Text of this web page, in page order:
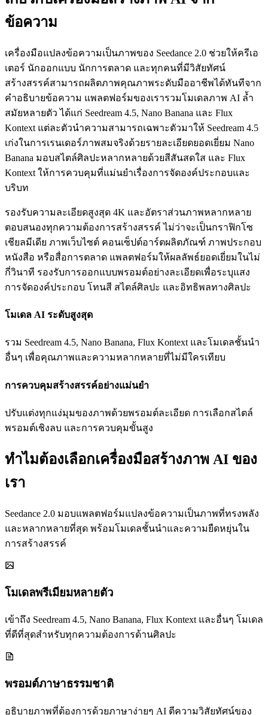
ข้อความ
เครื่องมือแปลงข้อความเป็นภาพของ Seedance 2.0 ช่วยให้ครีเอ
เตอร์ นักออกแบบ นักการตลาด และทุกคนที่มีวิสัยทัศน์
สร้างสรรค์สามารถผลิตภาพคุณภาพระดับมืออาชีพได้ทันทีจาก
คำอธิบายข้อความ แพลตฟอร์มของเรารวมโมเดลภาพ AI ล้ำ
สมัยหลายตัว ได้แก่ Seedream 4.5, Nano Banana และ Flux
Kontext แต่ละตัวนำความสามารถเฉพาะตัวมาให้ Seedream 4.5
เก่งในการเรนเดอร์ภาพสมจริงด้วยรายละเอียดยอดเยี่ยม Nano
Banana มอบสไตล์ศิลปะหลากหลายด้วยสีสันสดใส และ Flux
Kontext ให้การควบคุมที่แม่นยำเรื่องการจัดองค์ประกอบและ
บริบท
รองรับความละเอียดสูงสุด 4K และอัตราส่วนภาพหลากหลาย
ตอบสนองทุกความต้องการสร้างสรรค์ ไม่ว่าจะเป็นกราฟิกโซ
เชียลมีเดีย ภาพเว็บไซต์ คอนเซ็ปต์อาร์ตผลิตภัณฑ์ ภาพประกอบ
หนังสือ หรือสื่อการตลาด แพลตฟอร์มให้ผลลัพธ์ยอดเยี่ยมในไม่
กี่วินาที รองรับการออกแบบพรอมต์อย่างละเอียดเพื่อระบุแสง
การจัดองค์ประกอบ โทนสี สไตล์ศิลปะ และอิทธิพลทางศิลปะ
โมเดล AI ระดับสูงสุด
รวม Seedream 4.5, Nano Banana, Flux Kontext และโมเดลชั้นนำ
อื่นๆ เพื่อคุณภาพและความหลากหลายที่ไม่มีใครเทียบ
การควบคุมสร้างสรรค์อย่างแม่นยำ
ปรับแต่งทุกแง่มุมของภาพด้วยพรอมต์ละเอียด การเลือกสไตล์
พรอมต์เชิงลบ และการควบคุมขั้นสูง
ทำไมต้องเลือกเครื่องมือสร้างภาพ AI ของ
เรา
Seedance 2.0 มอบแพลตฟอร์มแปลงข้อความเป็นภาพที่ทรงพลัง
และหลากหลายที่สุด พร้อมโมเดลชั้นนำและความยืดหยุ่นใน
การสร้างสรรค์
โมเดลพรีเมียมหลายตัว
เข้าถึง Seedream 4.5, Nano Banana, Flux Kontext และอื่นๆ โมเดล
ที่ดีที่สุดสำหรับทุกความต้องการด้านศิลปะ
พรอมต์ภาษาธรรมชาติ
อธิบายภาพที่ต้องการด้วยภาษาง่ายๆ AI ตีความวิสัยทัศน์ของ